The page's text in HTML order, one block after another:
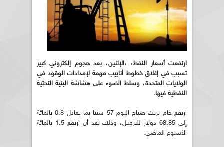
ارتفعت أسعار النفط، ،الإثنين، بعد هجوم إلكتروني كبير
تسبب في إغلاق خطوط أنابيب مهمة لإمدادات الوقود في
الولايات المتحدة، وسلط الضوء على هشاشة البنية التحتية
النفطية فيها.
ارتفع خام برنت صباح اليوم 57 سنتا بما يعادل 0.8 بالمائة
إلى 68.85 دولار للبرميل، وذلك بعد أن ارتفع 1.5 بالمائة
الأسبوع الماضي.